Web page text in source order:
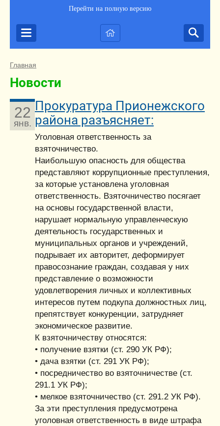
Перейти на полную версию
Главная
Новости
22
янв.
Прокуратура Прионежского
района разъясняет:
Уголовная ответственность за
взяточничество.
Наибольшую опасность для общества
представляют коррупционные преступления,
за которые установлена уголовная
ответственность. Взяточничество посягает
на основы государственной власти,
нарушает нормальную управленческую
деятельность государственных и
муниципальных органов и учреждений,
подрывает их авторитет, деформирует
правосознание граждан, создавая у них
представление о возможности
удовлетворения личных и коллективных
интересов путем подкупа должностных лиц,
препятствует конкуренции, затрудняет
экономическое развитие.
К взяточничеству относятся:
• получение взятки (ст. 290 УК РФ);
• дача взятки (ст. 291 УК РФ);
• посредничество во взяточничестве (ст.
291.1 УК РФ);
• мелкое взяточничество (ст. 291.2 УК РФ).
За эти преступления предусмотрена
уголовная ответственность в виде штрафа